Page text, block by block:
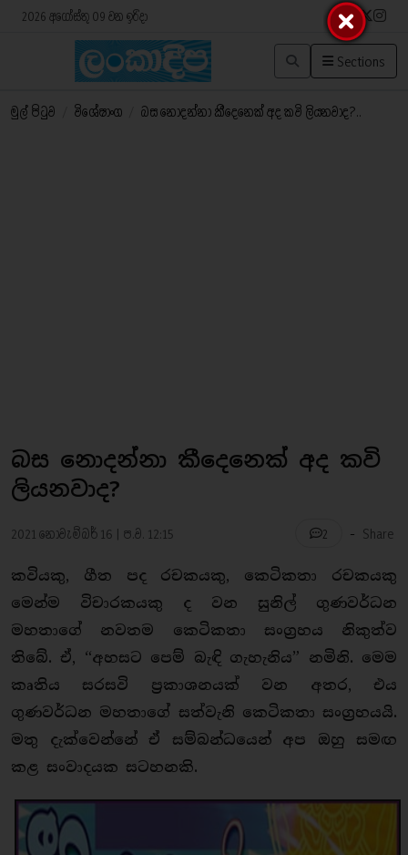
2026 අගෝස්තු 09 වන ඉරිදා
Sections
මුල් පිටුව විශේෂාංග බස නොදන්නා කී​දෙනෙක් අද කවි ලියනවාද?..
බස නොදන්නා කී​දෙනෙක් අද කවි
ලියනවාද?
2021 නොවැම්බර් 16 | ප.ව. 12:15 2 - Share
කවියකු, ගීත පද රචකයකු, කෙටිකතා රචකයකු
මෙන්ම විචාරකයකු ද වන සුනිල් ගුණවර්ධන
මහතාගේ නවතම කෙටිකතා සංග්‍රහය නිකුත්ව
තිබේ. ඒ, “අහසට පෙම් බැඳි ගැහැනිය” නමිනි. මෙම
කෘතිය සරසවි ප්‍රකාශනයක් වන අතර, එය
ගුණවර්ධන මහතාගේ සත්වැනි කෙටිකතා සංග්‍රහයයි.
මතු දැක්වෙන්නේ ඒ සම්බන්ධයෙන් අප ඔහු සමඟ
කළ සංවාදයක සටහනකි.